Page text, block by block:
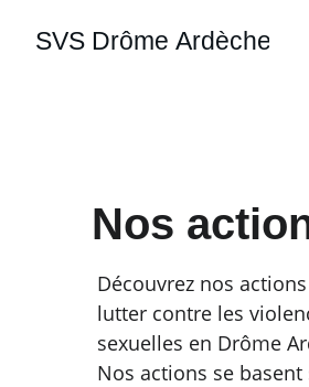
SVS Drôme Ardèche
Nos
Découvrez nos
lutter contre les
sexuelles en Drôme
Nos actions se basent